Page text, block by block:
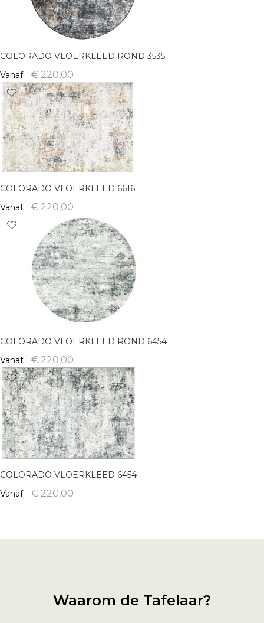
COLORADO VLOERKLEED ROND 3535
Vanaf
€ 220,00
COLORADO VLOERKLEED 6616
Vanaf
€ 220,00
COLORADO VLOERKLEED ROND 6454
Vanaf
€ 220,00
COLORADO VLOERKLEED 6454
Vanaf
€ 220,00
Waarom de Tafelaar?